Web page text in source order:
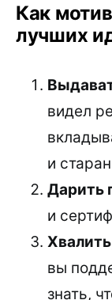
Как
лучших
видел
и
Дарить
и
вы
знать,